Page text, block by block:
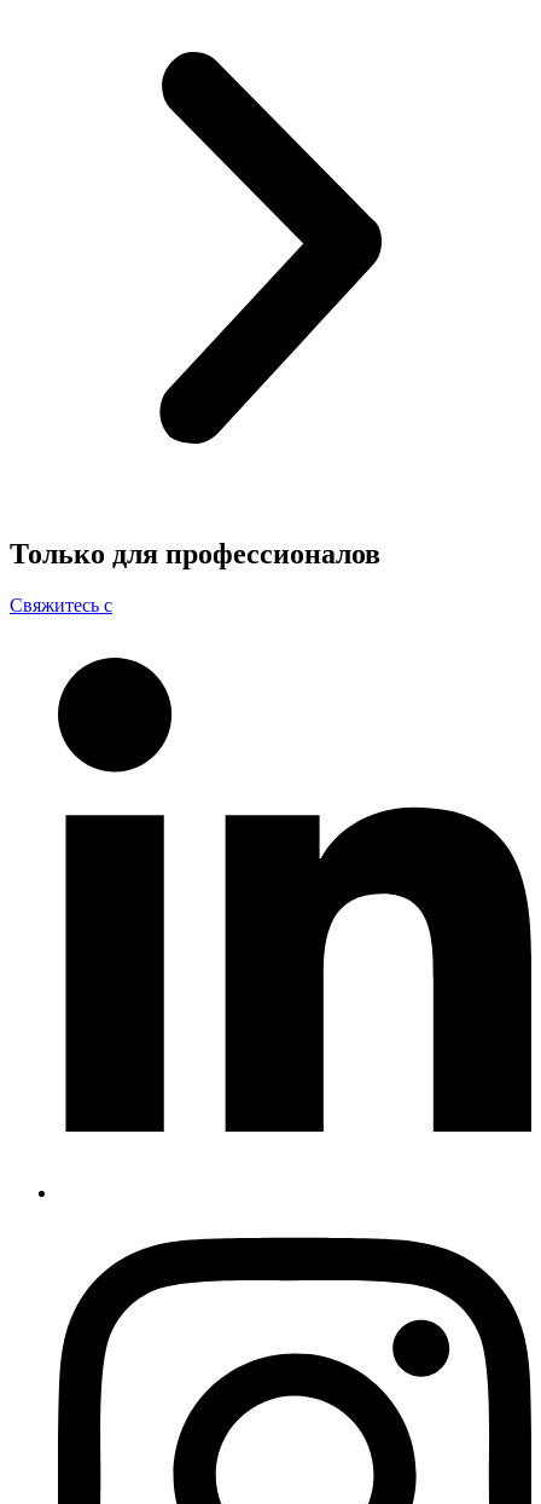
Только для профессионалов
Свяжитесь с